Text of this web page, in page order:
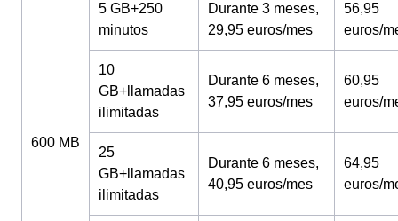
600 MB
5 GB+250
minutos
Durante 3 meses,
29,95 euros/mes
56,95
euros/
10
GB+llamadas
ilimitadas
Durante 6 meses,
37,95 euros/mes
60,95
euros/
25
GB+llamadas
ilimitadas
Durante 6 meses,
40,95 euros/mes
64,95
euros/